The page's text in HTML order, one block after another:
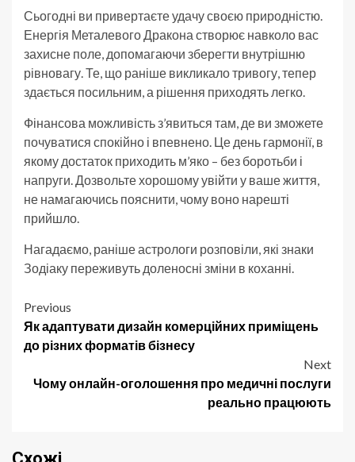
Сьогодні ви привертаєте удачу своєю природністю.
Енергія Металевого Дракона створює навколо вас
захисне поле, допомагаючи зберегти внутрішню
рівновагу. Те, що раніше викликало тривогу, тепер
здається посильним, а рішення приходять легко.
Фінансова можливість з’явиться там, де ви зможете
почуватися спокійно і впевнено. Це день гармонії, в
якому достаток приходить м’яко – без боротьби і
напруги. Дозвольте хорошому увійти у ваше життя,
не намагаючись пояснити, чому воно нарешті
прийшло.
Нагадаємо, раніше астрологи розповіли, які знаки
Зодіаку переживуть доленосні зміни в коханні.
Post
navigation
Previous
Як адаптувати дизайн комерційних приміщень
до різних форматів бізнесу
Next
Чому онлайн-оголошення про медичні послуги
реально працюють